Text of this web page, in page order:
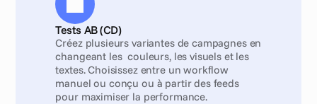
Tests AB (CD)
Créez plusieurs variantes de campagnes en
changeant les  couleurs, les visuels et les
textes. Choisissez entre un workflow
manuel ou conçu ou à partir des feeds
pour maximiser la performance.